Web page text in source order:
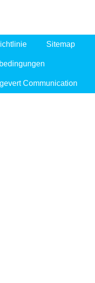
Sitemap
Communication